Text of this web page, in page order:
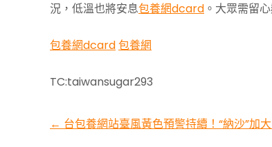
況，低溫也將安息包養網dcard 。大眾需留
包養網dcard包養網
TC:taiwansugar293
← 台包養網站臺風黃色預警持續！“納沙”加